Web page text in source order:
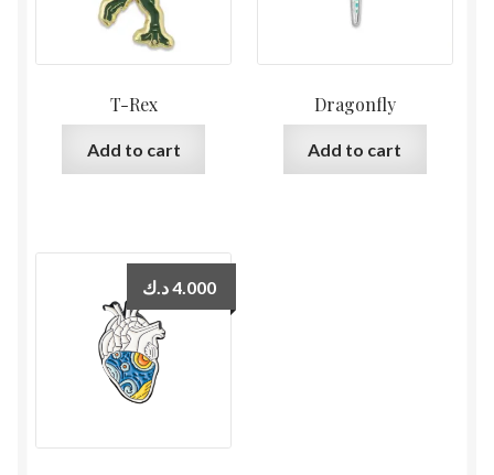
T-Rex
Add to cart
Dragonfly
Add to cart
4.000د.ك